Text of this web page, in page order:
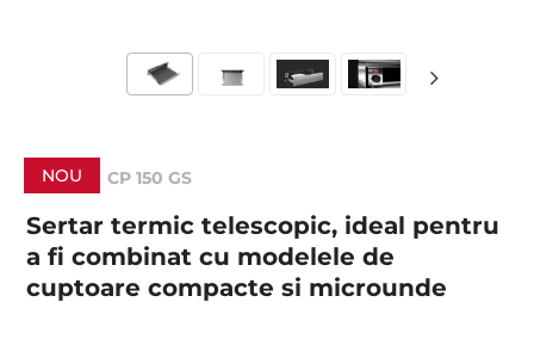
NOU CP 150 GS
Sertar termic telescopic, ideal pentru
a fi combinat cu modelele de
cuptoare compacte si microunde